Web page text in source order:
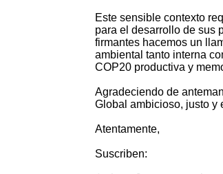
Este sensible contexto
para el desarrollo de sus
firmantes hacemos un
ambiental tanto interna
COP20 productiva y
Agradeciendo de
Global ambicioso, justo y
Atentamente,
Suscriben: